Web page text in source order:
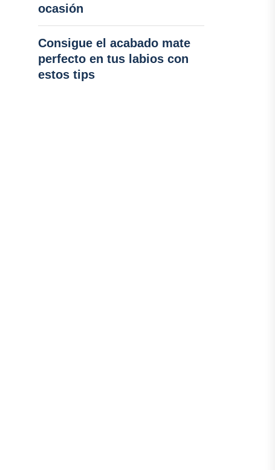
ocasión
Consigue el acabado mate
perfecto en tus labios con
estos tips